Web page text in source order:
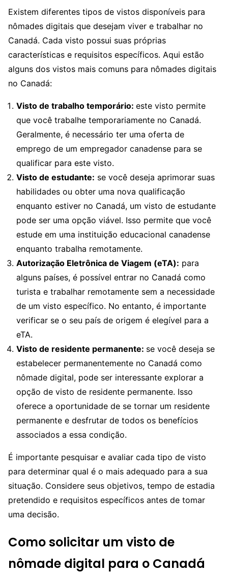
Existem diferentes tipos de vistos disponíveis para
nômades digitais que desejam viver e trabalhar no
Canadá. Cada visto possui suas próprias
características e requisitos específicos. Aqui estão
alguns dos vistos mais comuns para nômades digitais
no Canadá:
Visto de trabalho temporário: este visto permite
que você trabalhe temporariamente no Canadá.
Geralmente, é necessário ter uma oferta de
emprego de um empregador canadense para se
qualificar para este visto.
Visto de estudante: se você deseja aprimorar suas
habilidades ou obter uma nova qualificação
enquanto estiver no Canadá, um visto de estudante
pode ser uma opção viável. Isso permite que você
estude em uma instituição educacional canadense
enquanto trabalha remotamente.
Autorização Eletrônica de Viagem (eTA): para
alguns países, é possível entrar no Canadá como
turista e trabalhar remotamente sem a necessidade
de um visto específico. No entanto, é importante
verificar se o seu país de origem é elegível para a
eTA.
Visto de residente permanente: se você deseja se
estabelecer permanentemente no Canadá como
nômade digital, pode ser interessante explorar a
opção de visto de residente permanente. Isso
oferece a oportunidade de se tornar um residente
permanente e desfrutar de todos os benefícios
associados a essa condição.
É importante pesquisar e avaliar cada tipo de visto
para determinar qual é o mais adequado para a sua
situação. Considere seus objetivos, tempo de estadia
pretendido e requisitos específicos antes de tomar
uma decisão.
Como solicitar um visto de
nômade digital para o Canadá